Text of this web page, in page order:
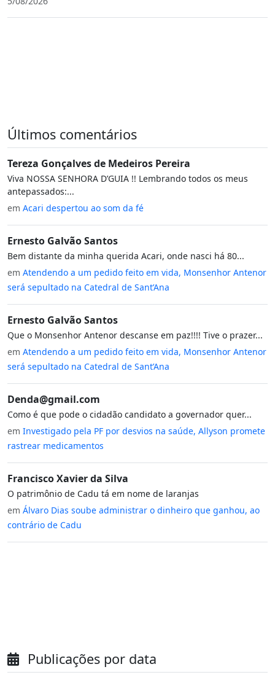
Últimos comentários
Tereza Gonçalves de Medeiros Pereira
Viva NOSSA SENHORA D’GUIA !! Lembrando todos os meus
antepassados:...
em Acari despertou ao som da fé
Ernesto Galvão Santos
Bem distante da minha querida Acari, onde nasci há 80...
em Atendendo a um pedido feito em vida, Monsenhor Antenor
será sepultado na Catedral de Sant’Ana
Ernesto Galvão Santos
Que o Monsenhor Antenor descanse em paz!!!! Tive o prazer...
em Atendendo a um pedido feito em vida, Monsenhor Antenor
será sepultado na Catedral de Sant’Ana
Denda@gmail.com
Como é que pode o cidadão candidato a governador quer...
em Investigado pela PF por desvios na saúde, Allyson promete
rastrear medicamentos
Francisco Xavier da Silva
O patrimônio de Cadu tá em nome de laranjas
em Álvaro Dias soube administrar o dinheiro que ganhou, ao
contrário de Cadu
Publicações por data